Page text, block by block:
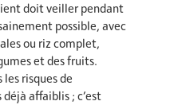
doit veiller pendant
possible, avec
ou riz complet,
et des fruits.
risques de
affaiblis ; c’est